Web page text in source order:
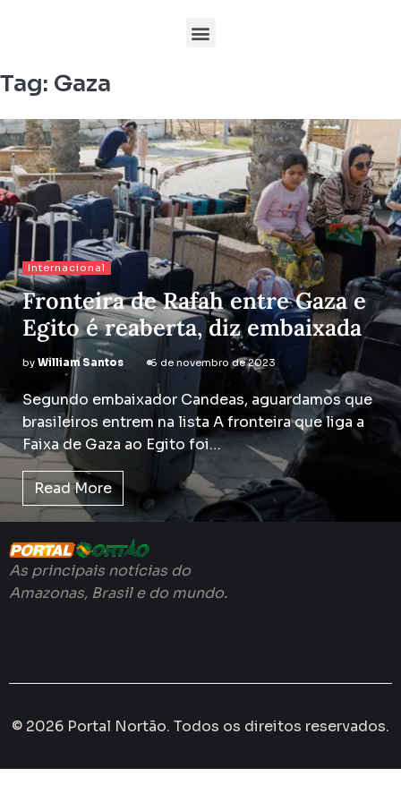
Tag: Gaza
Internacional
Fronteira de Rafah entre Gaza e
Egito é reaberta, diz embaixada
by William Santos 6 de novembro de 2023
Segundo embaixador Candeas, aguardamos que
brasileiros entrem na lista A fronteira que liga a
Faixa de Gaza ao Egito foi…
Read More
As principais notícias do
Amazonas, Brasil e do mundo.
© 2026 Portal Nortão. Todos os direitos reservados.